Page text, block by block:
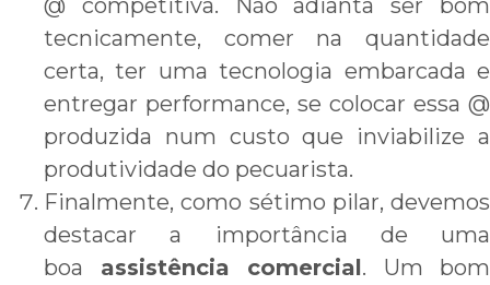
@ competitiva. Não adianta ser bom
tecnicamente, comer na quantidade
certa, ter uma tecnologia embarcada e
entregar performance, se colocar essa @
produzida num custo que inviabilize a
produtividade do pecuarista.
Finalmente, como sétimo pilar, devemos
destacar a importância de uma
boa assistência comercial . Um bom